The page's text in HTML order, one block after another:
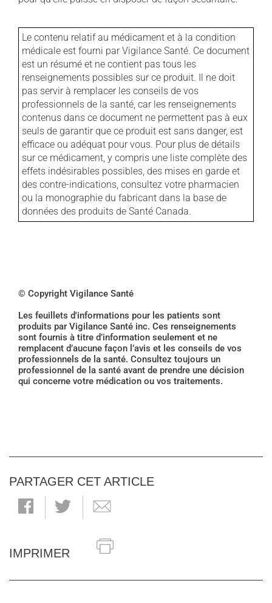
Le contenu relatif au médicament et à la condition
médicale est fourni par Vigilance Santé. Ce document
est un résumé et ne contient pas tous les
renseignements possibles sur ce produit. Il ne doit
pas servir à remplacer les conseils de vos
professionnels de la santé, car les renseignements
contenus dans ce document ne permettent pas à eux
seuls de garantir que ce produit est sans danger, est
efficace ou adéquat pour vous. Pour plus de détails
sur ce médicament, y compris une liste complète des
effets indésirables possibles, des mises en garde et
des contre-indications, consultez votre pharmacien
ou la monographie du fabricant dans la base de
données des produits de Santé Canada.
© Copyright Vigilance Santé
Les feuillets d'informations pour les patients sont
produits par Vigilance Santé inc. Ces renseignements
sont fournis à titre d’information seulement et ne
remplacent d’aucune façon l’avis et les conseils de vos
professionnels de la santé. Consultez toujours un
professionnel de la santé avant de prendre une décision
qui concerne votre médication ou vos traitements.
PARTAGER CET ARTICLE
IMPRIMER